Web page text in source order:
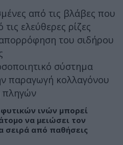
από τις βλάβες που
ελεύθερες ρίζες
του σιδήρου
σύστημα
παραγωγή κολλαγόνου
πληγών
ινών μπορεί
να μειώσει τον
σειρά από παθήσεις